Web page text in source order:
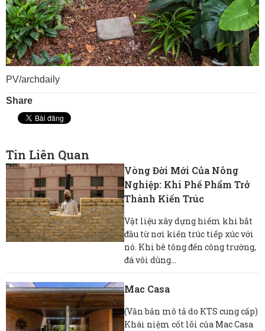
PV/archdaily
Share
Tin Liên Quan
Vòng Đời Mới Của Nông
Nghiệp: Khi Phế Phẩm Trở
Thành Kiến Trúc
Vật liệu xây dựng hiếm khi bắt
đầu từ nơi kiến ​​trúc tiếp xúc với
nó. Khi bê tông đến công trường,
đá vôi dùng...
Mac Casa
(Văn bản mô tả do KTS cung cấp)
Khái niệm cốt lõi của Mac Casa